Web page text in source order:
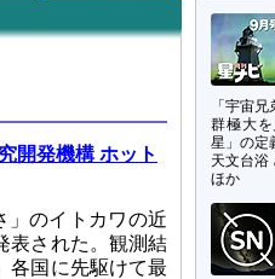
開発機構 ホット
」のイトカワの近
表された。観測結
各国に先駆けて最
「宇宙
群極大
星」の定
天文台浴
ほか